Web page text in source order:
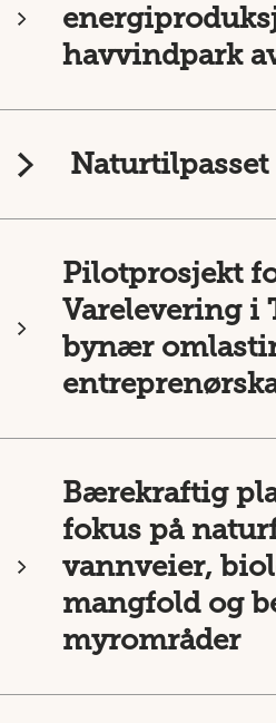
havvindpark
Pilotprosjekt
Varelevering i
bynær
Bærekraftig
fokus på
vannveier,
mangfold og
myrområder